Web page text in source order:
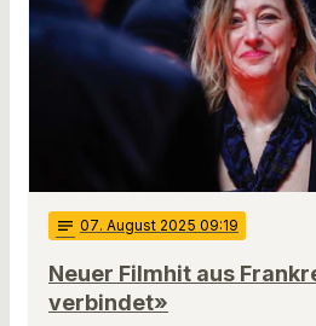
notes 07. August 2025 09:19
Neuer Filmhit aus
verbindet»